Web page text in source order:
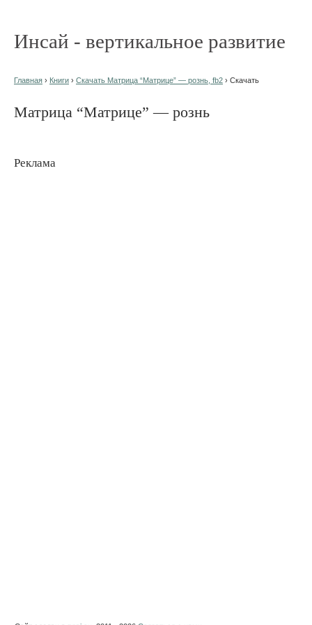
Инсай - вертикальное развитие
Главная › Книги › Скачать Матрица “Матрице” — рознь, fb2 › Скачать
Матрица “Матрице” — рознь
Реклама